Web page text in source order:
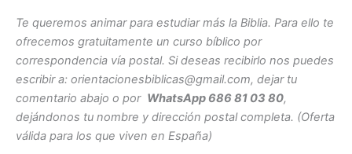
Te queremos animar para estudiar más la Biblia. Para ello te
ofrecemos gratuitamente un curso bíblico por
correspondencia vía postal. Si deseas recibirlo nos puedes
escribir a: orientacionesbiblicas@gmail.com, dejar tu
comentario abajo o por WhatsApp 686 81 03 80,
dejándonos tu nombre y dirección postal completa. (Oferta
válida para los que viven en España)